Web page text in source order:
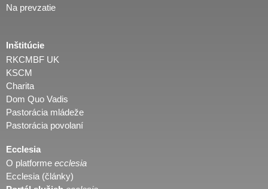
Na prevzatie
Inštitúcie
RKCMBF UK
KSCM
Charita
Dom Quo Vadis
Pastorácia mládeže
Pastorácia povolaní
Ecclesia
O platforme ecclesia
Ecclesia (články)